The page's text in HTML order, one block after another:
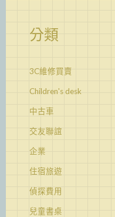
分類
3C維修買賣
Children's desk
中古車
交友聯誼
企業
住宿旅遊
偵探費用
兒童書桌